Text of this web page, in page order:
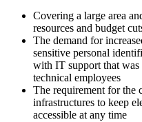
Covering a large area
resources and budget
The demand for
sensitive personal
with IT support that was
technical employees
The requirement for the
infrastructures to keep
accessible at any time